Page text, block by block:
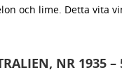
och lime. Detta vita
NR 1935